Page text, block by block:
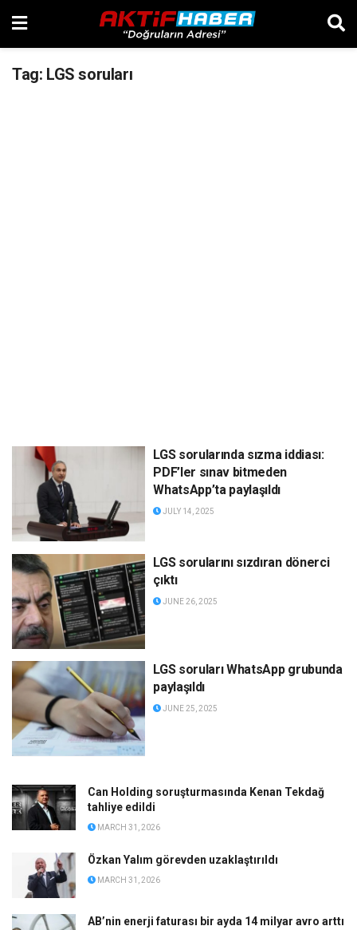
Tag: LGS soruları
LGS sorularında sızma iddiası:
PDF’ler sınav bitmeden
WhatsApp’ta paylaşıldı
JULY 14, 2025
LGS sorularını sızdıran dönerci
çıktı
JUNE 26, 2025
LGS soruları WhatsApp grubunda
paylaşıldı
JUNE 25, 2025
Can Holding soruşturmasında Kenan Tekdağ
tahliye edildi
MARCH 31, 2026
Özkan Yalım görevden uzaklaştırıldı
MARCH 31, 2026
AB’nin enerji faturası bir ayda 14 milyar avro arttı